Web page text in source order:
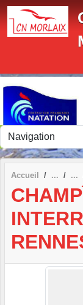
Accueil
Panneau de